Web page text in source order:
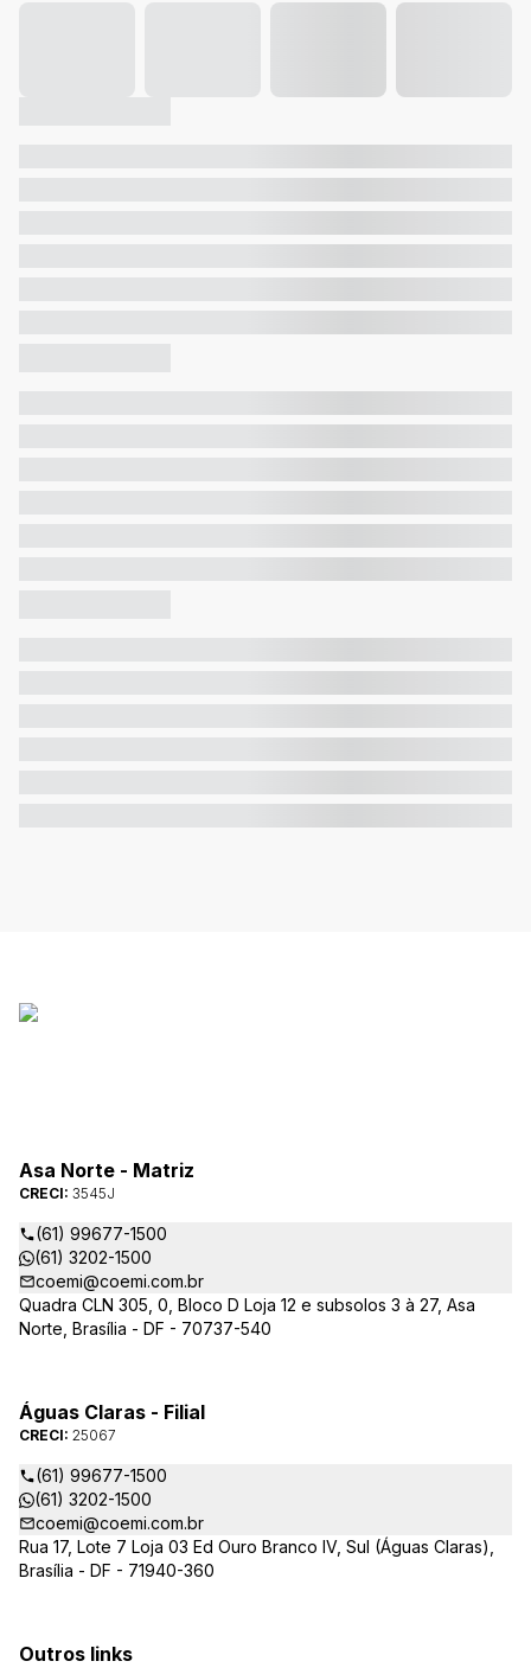
Asa Norte - Matriz
CRECI: 3545J
(61) 99677-1500
(61) 3202-1500
coemi@coemi.com.br
Quadra CLN 305, 0, Bloco D Loja 12 e subsolos 3 à 27, Asa
Norte, Brasília - DF - 70737-540
Águas Claras - Filial
CRECI: 25067
(61) 99677-1500
(61) 3202-1500
coemi@coemi.com.br
Rua 17, Lote 7 Loja 03 Ed Ouro Branco IV, Sul (Águas Claras),
Brasília - DF - 71940-360
Outros links